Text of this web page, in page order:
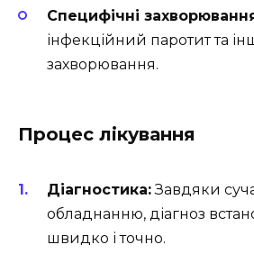
Специфічні
інфекційний паротит та
захворювання.
Процес лікування
Діагностика:Завдяки
обладнанню, діагноз
швидко і точно.